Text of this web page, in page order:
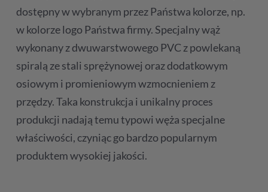
dostępny w wybranym przez Państwa kolorze, np.
w kolorze logo Państwa firmy. Specjalny wąż
wykonany z dwuwarstwowego PVC z powlekaną
spiralą ze stali sprężynowej oraz dodatkowym
osiowym i promieniowym wzmocnieniem z
przędzy. Taka konstrukcja i unikalny proces
produkcji nadają temu typowi węża specjalne
właściwości, czyniąc go bardzo popularnym
produktem wysokiej jakości.